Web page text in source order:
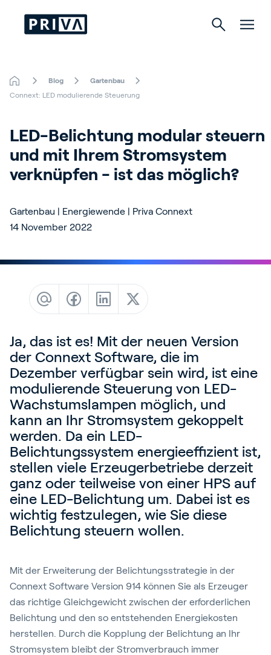
Gartenbau
Indoor Growing
Über Priva
Kontact
Kundenreferenzen
Service und Support
Partners
Academy
Anmelden
Deutsch
Blog
Gartenbau
Connext: LED modulierende Steuerung
LED-Belichtung modular steuern
und mit Ihrem Stromsystem
verknüpfen - ist das möglich?
Gartenbau | Energiewende | Priva Connext
14 November 2022
Ja, das ist es! Mit der neuen Version
der Connext Software, die im
Dezember verfügbar sein wird, ist eine
modulierende Steuerung von LED-
Wachstumslampen möglich, und
kann an Ihr Stromsystem gekoppelt
werden. Da ein LED-
Belichtungssystem energieeffizient ist,
stellen viele Erzeugerbetriebe derzeit
ganz oder teilweise von einer HPS auf
eine LED-Belichtung um. Dabei ist es
wichtig festzulegen, wie Sie diese
Belichtung steuern wollen.
Mit der Erweiterung der Belichtungsstrategie in der
Connext Software Version 914 können Sie als Erzeuger
das richtige Gleichgewicht zwischen der erforderlichen
Belichtung und den so entstehenden Energiekosten
herstellen. Durch die Kopplung der Belichtung an Ihr
Stromsystem bleibt der Stromverbrauch immer